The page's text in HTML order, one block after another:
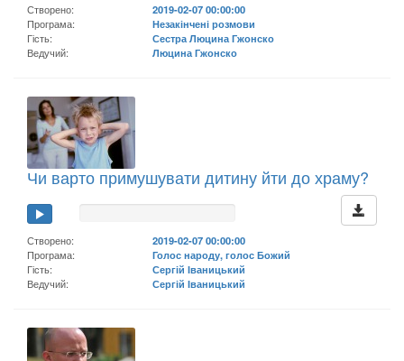
Створено:
2019-02-07 00:00:00
Програма:
Незакінчені розмови
Гість:
Сестра Люцина Гжонско
Ведучий:
Люцина Гжонско
Чи варто примушувати дитину йти до храму?
Створено:
2019-02-07 00:00:00
Програма:
Голос народу, голос Божий
Гість:
Сергій Іваницький
Ведучий:
Сергій Іваницький